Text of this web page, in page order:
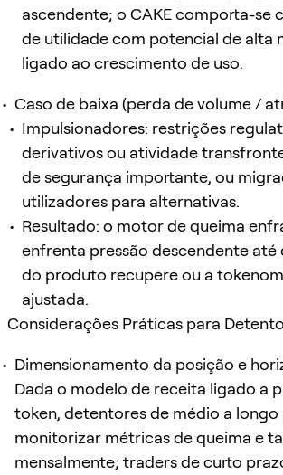
ascendente; o CAKE comporta-se
de utilidade com potencial de alta
ligado ao crescimento de uso.
Caso de baixa (perda de volume /
Impulsionadores: restrições
derivativos ou atividade
de segurança importante, ou
utilizadores para alternativas.
Resultado: o motor de queima
enfrenta pressão descendente até
do produto recupere ou a
ajustada.
Considerações Práticas para
Dimensionamento da posição e
Dada o modelo de receita ligado a
token, detentores de médio a longo
monitorizar métricas de queima e
mensalmente; traders de curto